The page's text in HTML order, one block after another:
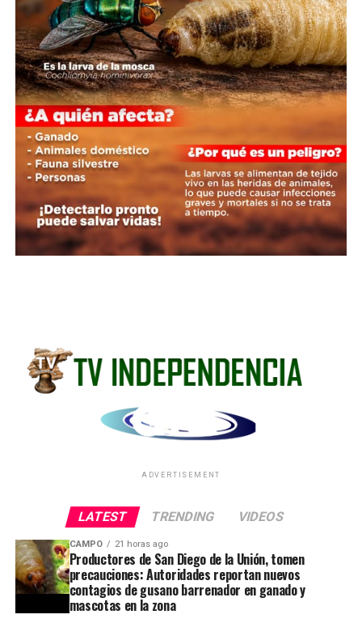
ADVERTISEMENT
LATEST TRENDING VIDEOS
CAMPO 21 horas ago
Productores de San Diego de la Unión, tomen
precauciones: Autoridades reportan nuevos
contagios de gusano barrenador en ganado y
mascotas en la zona